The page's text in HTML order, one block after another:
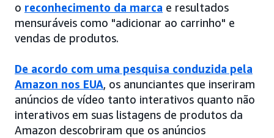
o reconhecimento da marca e resultados
mensuráveis como "adicionar ao carrinho" e
vendas de produtos.
De acordo com uma pesquisa conduzida pela
Amazon nos EUA, os anunciantes que inseriram
anúncios de vídeo tanto interativos quanto não
interativos em suas listagens de produtos da
Amazon descobriram que os anúncios